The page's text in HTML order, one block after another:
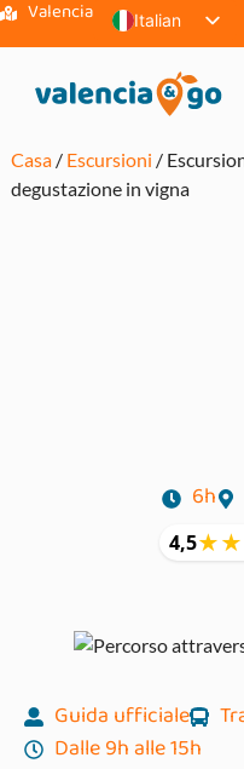
Valencia
Italian
English
Polish
Casa / Escursioni /
degustazione in vigna
6h
Guida ufficiale
Dalle 9h alle 15h